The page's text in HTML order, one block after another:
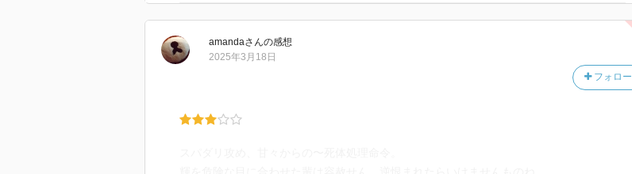
て、特に攻めが受けの前でスパダリであればあるほど、ヤクザという職業がネックに感じ
てしまうんですよねぇ…。受けの為にも早く足を洗って真っ当な生き方をしてくれって思
きたくなかったよ〜(いや、実際ヤクザなんだけれども笑)
amandaさんの感想
フォロー
2025年3月18日